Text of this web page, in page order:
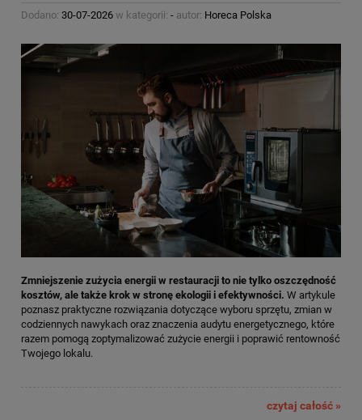
Dodano: 30-07-2026 w kategorii: - autor: Horeca Polska
Zmniejszenie zużycia energii w restauracji to nie tylko oszczędność
kosztów, ale także krok w stronę ekologii i efektywności. W artykule
poznasz praktyczne rozwiązania dotyczące wyboru sprzętu, zmian w
codziennych nawykach oraz znaczenia audytu energetycznego, które
razem pomogą zoptymalizować zużycie energii i poprawić rentowność
Twojego lokalu.
czytaj całość »